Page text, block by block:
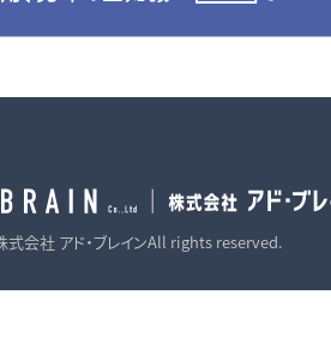
会社 アド・ブレインAll rights reserved.